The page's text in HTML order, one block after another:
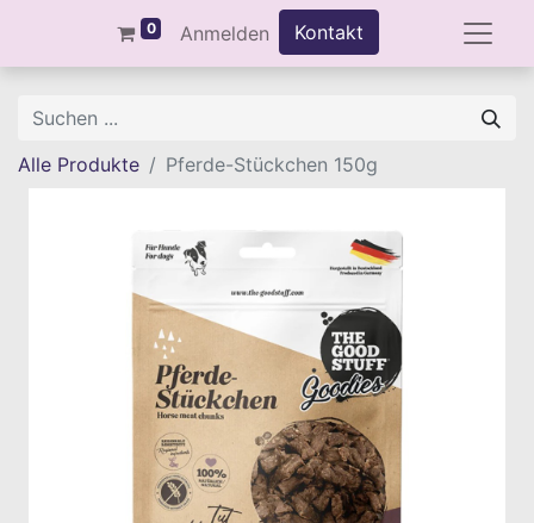
0 Anmelden Kontakt
Alle Produkte Pferde-Stückchen 150g